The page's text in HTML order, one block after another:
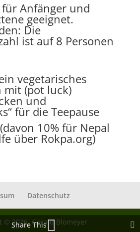
Anfänger und
geeignet.
Die
ist auf 8 Personen
vegetarisches
mit (pot luck)
und
für die Teepause
10% für Nepal
über Rokpa.org)
Datenschutz
© 2026, Gerald Blomeyer
Share This